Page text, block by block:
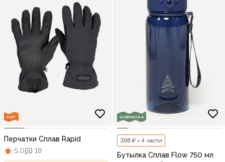
ХИТ
Перчатки Сплав Rapid
5,0
18
НОВИНКА
398 ₽ × 4 части
Бутылка Сплав Flow 750 мл